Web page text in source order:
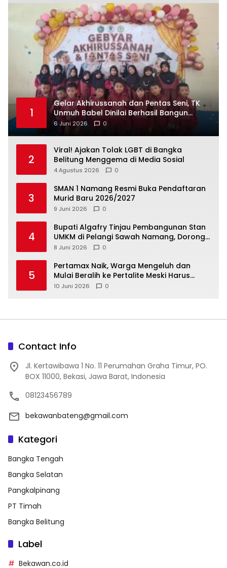
1
‎Gelar Akhirussanah dan Pentas Seni, TK
Unmuh Babel Dinilai Berhasil Bangun
6 Juni 2026 0
2
Viral! Ajakan Tolak LGBT di Bangka
Belitung Menggema di Media Sosial
4 Agustus 2026 0
3
SMAN 1 Namang Resmi Buka Pendaftaran
Murid Baru 2026/2027
9 Juni 2026 0
4
‎Bupati Algafry Tinjau Pembangunan Stan
UMKM di Pelangi Sawah Namang, Dorong
Wisata dan Ekonomi Lokal Kian Tertata
8 Juni 2026 0
5
‎Pertamax Naik, Warga Mengeluh dan
Mulai Beralih ke Pertalite Meski Harus
10 Juni 2026 0
Contact Info
Jl. Kertawibawa 1 No. 11 Perumahan Graha Timur, PO.
BOX 11000, Bekasi, Jawa Barat, Indonesia
08123456789
bekawanbateng@gmail.com
Kategori
Bangka Tengah
Bangka Selatan
Pangkalpinang
PT Timah
Bangka Belitung
Label
Bekawan.co.id